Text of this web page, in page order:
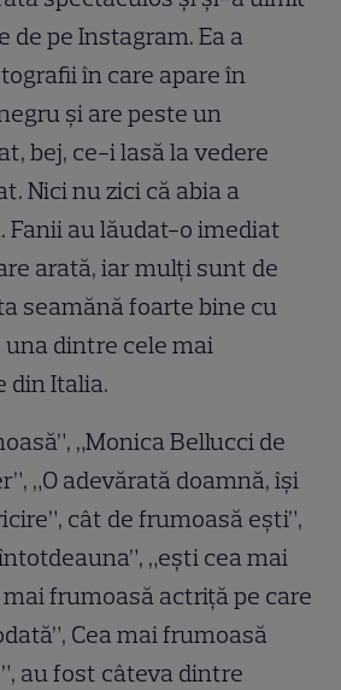
de pe Instagram. Ea a
în care apare în
și are peste un
bej, ce-i lasă la vedere
Nici nu zici că abia a
Fanii au lăudat-o imediat
arată, iar mulți sunt de
seamănă foarte bine cu
una dintre cele mai
din Italia.
„Monica Bellucci de
„O adevărată doamnă, își
cât de frumoasă ești”,
„ești cea mai
frumoasă actriță pe care
Cea mai frumoasă
au fost câteva dintre